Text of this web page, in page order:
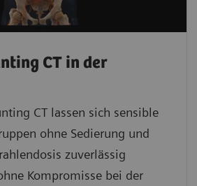
CT in der
CT lassen sich sensible
ohne Sedierung und
zuverlässig
Kompromisse bei der